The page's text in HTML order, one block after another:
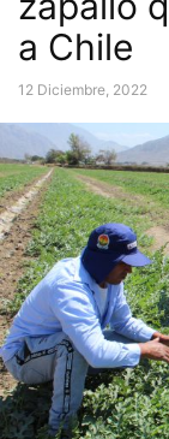
a Chile
12 Diciembre, 2022